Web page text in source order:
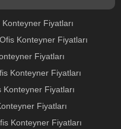
Fiyatları
Konteyner Fiyatları
Fiyatları
Konteyner Fiyatları
Fiyatları
Fiyatları
Konteyner Fiyatları